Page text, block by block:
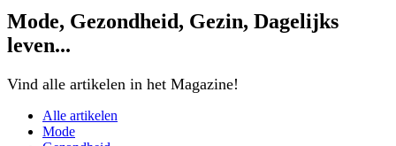
Mode, Gezondheid, Gezin, Dagelijks
leven...
Vind alle artikelen in het Magazine!
Alle artikelen
Mode